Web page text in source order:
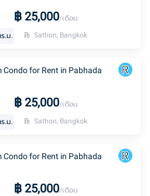
฿ 25,000/เดือน
.ม. Sathon, Bangkok
Condo for Rent in Pabhada
฿ 25,000/เดือน
.ม. Sathon, Bangkok
Condo for Rent in Pabhada
฿ 25,000/เดือน